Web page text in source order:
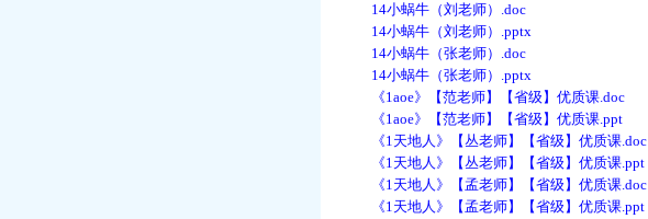
14小蜗牛（刘老师）.doc
14小蜗牛（刘老师）.pptx
14小蜗牛（张老师）.doc
14小蜗牛（张老师）.pptx
《1aoe》【范老师】【省级】优质课.doc
《1aoe》【范老师】【省级】优质课.ppt
《1天地人》【丛老师】【省级】优质课.doc
《1天地人》【丛老师】【省级】优质课.ppt
《1天地人》【孟老师】【省级】优质课.doc
《1天地人》【孟老师】【省级】优质课.ppt